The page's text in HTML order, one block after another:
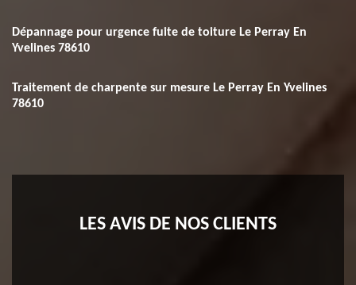
Dépannage pour urgence fuite de toiture Le Perray En
Yvelines 78610
Traitement de charpente sur mesure Le Perray En Yvelines
78610
LES AVIS DE NOS CLIENTS